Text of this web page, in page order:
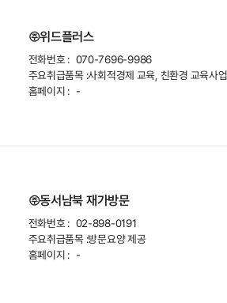
㈜위드플러스
전화번호 : 070-7696-9986
주요취급품목 :사회적경제 교육, 친환경 교육사업
홈페이지 : -
㈜동서남북 재가방문
전화번호 : 02-898-0191
주요취급품목 :방문요양 제공
홈페이지 : -